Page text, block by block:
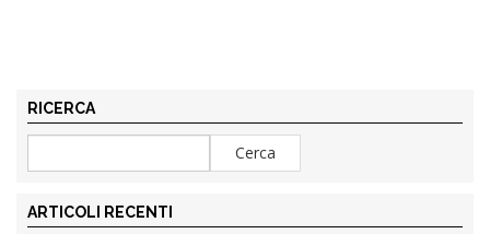
RICERCA
ARTICOLI RECENTI